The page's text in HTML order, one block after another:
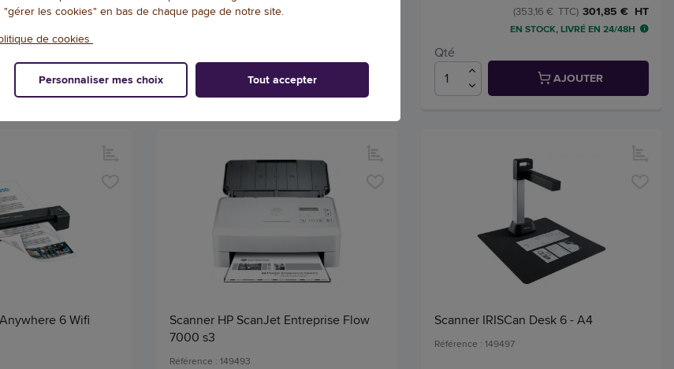
179,07 € HT
€ TTC)
AJOUTER
(244,99 € TTC)
AJOUTER
301,85 € HT
(353,16 € TTC)
EN STOCK, LIVRÉ EN 24/48H
Qté
AJOUTER
6 Wifi
Scanner HP ScanJet Entreprise Flow
7000 s3
Référence : 149493
Scanner IRISCan Desk 6 - A4
Référence : 149497
les cookies" en bas de chaque page de notre site.
de cookies
Personnaliser mes choix Tout accepter